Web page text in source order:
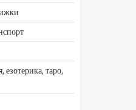
езотерика, таро,